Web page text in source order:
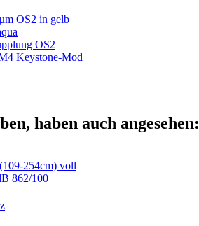
OS2 in gelb
OS2
Keystone-Mod
haben auch angesehen:
254cm) voll
862/100